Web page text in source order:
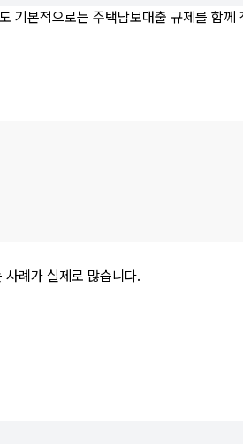
기본적으로는 주택담보대출 규제를 함께
례가 실제로 많습니다.